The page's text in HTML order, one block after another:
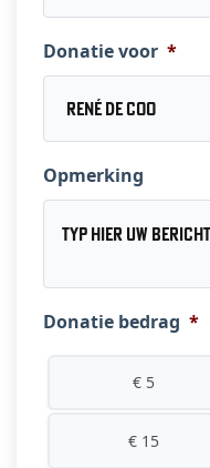
Donatie voor *
Opmerking
Donatie bedrag *
€ 5
€ 15